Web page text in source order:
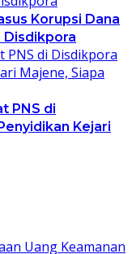
Korupsi Dana
Disdikpora
PNS di
Kejari